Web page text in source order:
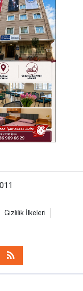
Gizlilik İlkeleri